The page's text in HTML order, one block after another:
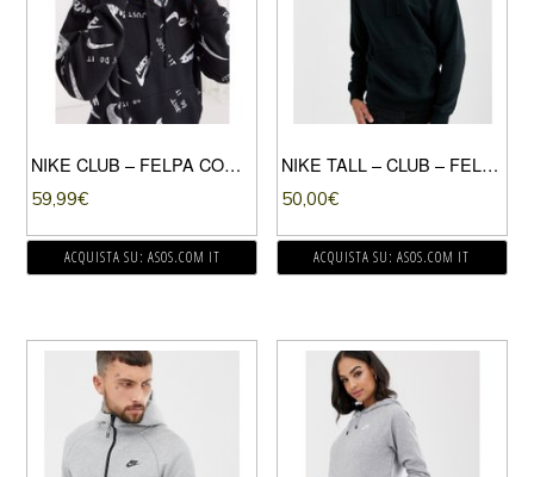
NIKE CLUB – FELPA CON CAPPUCCIO E STAMPA DEL LOGO NERA-NERO
59,99€
ACQUISTA SU: ASOS.COM IT
NIKE TALL – CLUB – FELPA NERA CON CAPPUCCIO-NERO
50,00€
ACQUISTA SU: ASOS.COM IT